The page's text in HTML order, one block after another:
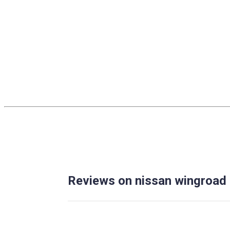
Reviews on nissan wingroad